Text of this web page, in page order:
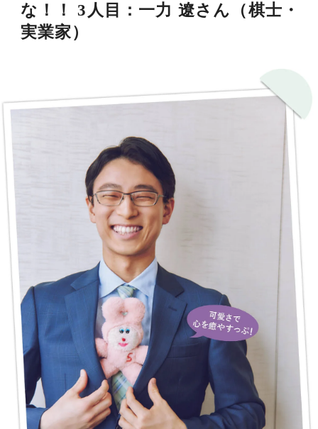
「The SPUR Club」。便利な機能と特典を無料で楽し
めます。
MAGAZINE
SPUR 2026 JULY
2026年9月号
2026-07-23発売
な！！ 3人目：一力 遼さん（棋士・
実業家）